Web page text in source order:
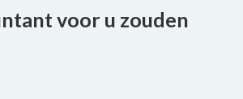
voor u zouden